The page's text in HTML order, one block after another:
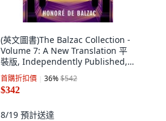
(英文圖書)The Balzac Collection -
Volume 7: A New Translation 平
裝版, Independently Published,
英文
首購折扣價 36%$542
$342
8/19 預計送達